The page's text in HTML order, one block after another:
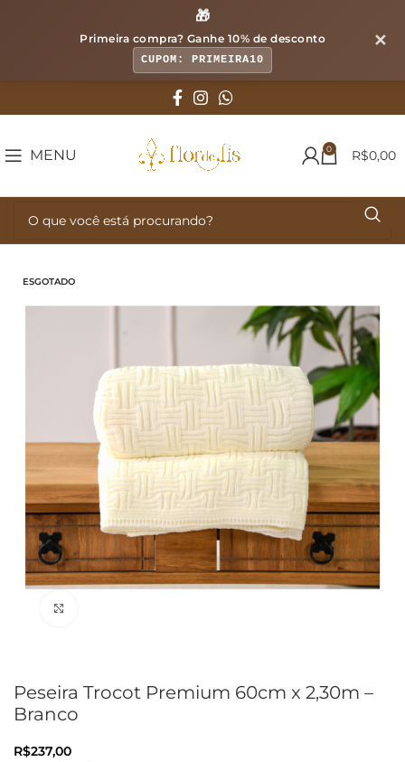
🎁
Primeira compra? Ganhe 10% de desconto
CUPOM: PRIMEIRA10
✕
MENU 0 R$0,00
ESGOTADO
Peseira Trocot Premium 60cm x 2,30m –
Branco
R$237,00